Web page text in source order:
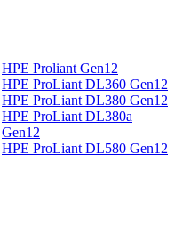
HPE Proliant Gen12
HPE ProLiant DL360 Gen12
HPE ProLiant DL380 Gen12
HPE ProLiant DL380a
Gen12
HPE ProLiant DL580 Gen12